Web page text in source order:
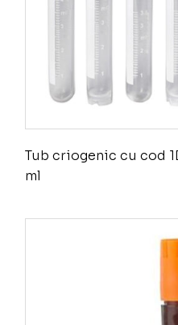
Tub criogenic cu cod
ml